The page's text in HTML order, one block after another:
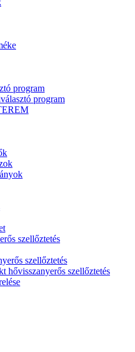
program
program
szellőztetés
szellőztetés
hővisszanyerős szellőztetés